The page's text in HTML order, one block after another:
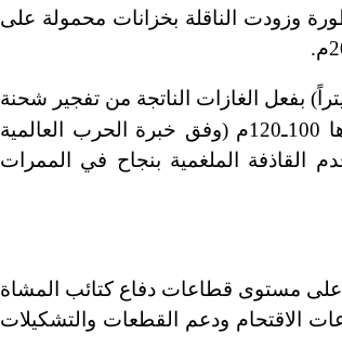
وزودت الناقلة بخزانات محمولة على
من النوع الثابت المطمور, تقذف النابالم (20ـ30 ليتراً) بفعل الغازات الناتجة من تفجير شحنة
البارود بصاعق كهربائي في توقيت محدد أو عن بعد. ينتشر اللهب ضمن دائرة قطرها 100ـ120م (وفق خبرة الحرب العالمية
تأثير القاذفة الملغمية في النماذج الحديثة على 200م. تستخدم القاذفة الملغمية بنجاح في الممرات
على مستوى قطاعات دفاع كتائب المشاة
الاقتحام ودعم القطعات والتشكيلات